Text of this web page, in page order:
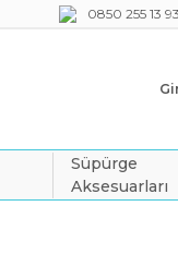
0850 255 13 93
Süpürge
Aksesuarları